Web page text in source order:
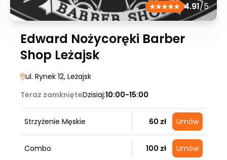
4.91/5
Edward Nożycoręki Barber
Shop Leżajsk
ul. Rynek 12, Leżajsk
Teraz zamknięteDzisiaj:10:00-15:00
Strzyżenie Męskie 60 zł Umów
Combo 100 zł Umów